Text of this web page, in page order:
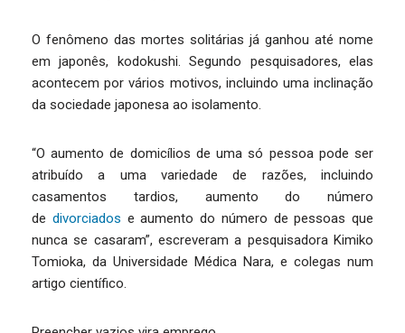
O fenômeno das mortes solitárias já ganhou até nome
em japonês, kodokushi. Segundo pesquisadores, elas
acontecem por vários motivos, incluindo uma inclinação
da sociedade japonesa ao isolamento.
“O aumento de domicílios de uma só pessoa pode ser
atribuído a uma variedade de razões, incluindo
casamentos tardios, aumento do número
de divorciados e aumento do número de pessoas que
nunca se casaram”, escreveram a pesquisadora Kimiko
Tomioka, da Universidade Médica Nara, e colegas num
artigo científico.